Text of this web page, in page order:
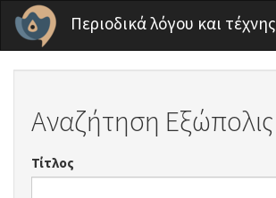
Παράκαμψη προς το κυρίως περιεχόμενο
Περιοδικά λόγου και τέχνης
Αναζήτηση Εξώπολις
Τίτλος